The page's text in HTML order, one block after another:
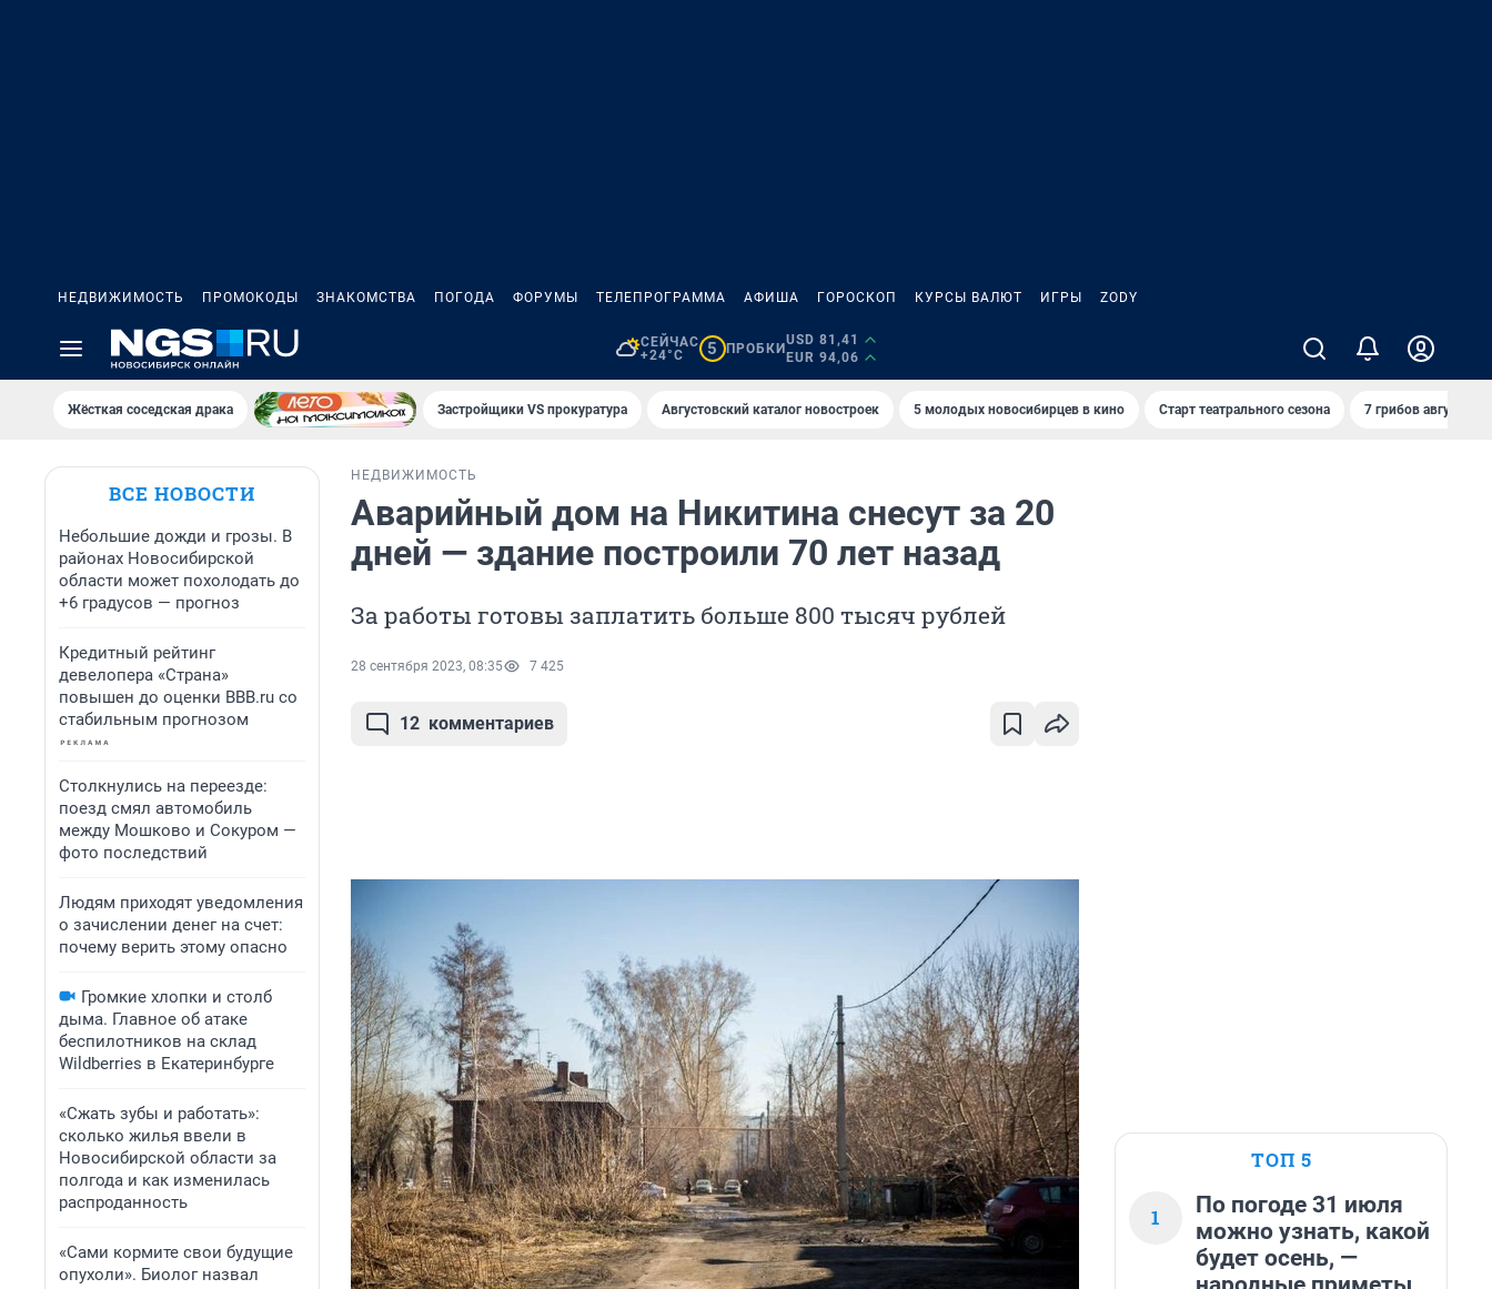
НЕДВИЖИМОСТЬ ПРОМОКОДЫ ЗНАКОМСТВА ПОГОДА ФОРУМЫ ТЕЛЕПРОГРАММА АФИША ГОРОСКОП КУРСЫ ВАЛЮТ ИГРЫ ZODY
СЕЙЧАС
+24°C
5 ПРОБКИ
USD 81,41
EUR 94,06
Жёсткая соседская драка Застройщики VS прокуратура Августовский каталог новостроек 5 молодых новосибирцев в кино Старт театрального сезона 7 грибов августа
ВСЕ НОВОСТИ
Небольшие дожди и грозы. В
районах Новосибирской
области может похолодать до
+6 градусов — прогноз
Кредитный рейтинг
девелопера «Страна»
повышен до оценки BBB.ru со
стабильным прогнозом
Столкнулись на переезде:
поезд смял автомобиль
между Мошково и Сокуром —
фото последствий
Людям приходят уведомления
о зачислении денег на счет:
почему верить этому опасно
Громкие хлопки и столб
дыма. Главное об атаке
беспилотников на склад
Wildberries в Екатеринбурге
«Сжать зубы и работать»:
сколько жилья ввели в
Новосибирской области за
полгода и как изменилась
распроданность
«Сами кормите свои будущие
опухоли». Биолог назвал
НЕДВИЖИМОСТЬ
Аварийный дом на Никитина снесут за 20
дней — здание построили 70 лет назад
За работы готовы заплатить больше 800 тысяч рублей
28 сентября 2023, 08:35 7 425
12 комментариев
ТОП 5
1
По погоде 31 июля
можно узнать, какой
будет осень, —